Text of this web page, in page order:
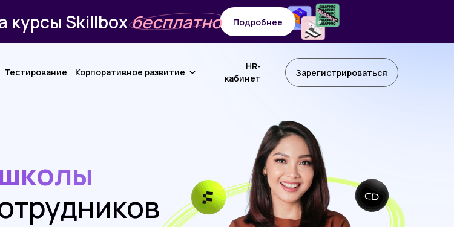
Подробнее
курсы Skillboxбесплатно
Зарегистрироваться
HR-
кабинет
Корпоративное развитие
Тестирование